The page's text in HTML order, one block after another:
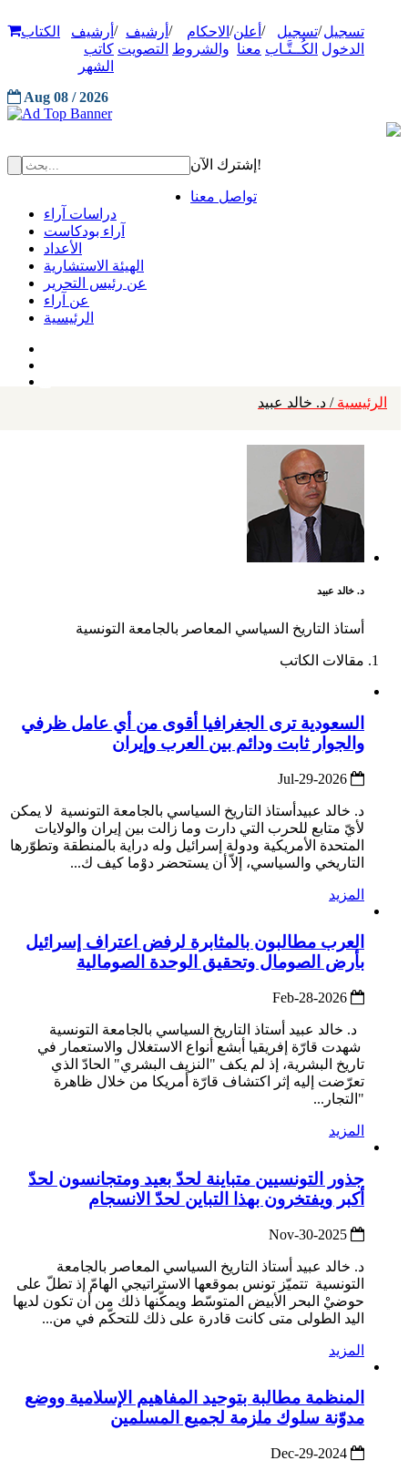
تسجيل
الدخول
/تسجيل
الكُــتَّـاب
/ أعلن
معنا
/ الاحكام
والشروط
/ أرشيف
التصويت
/ أرشيف
كاتب
الشهر
الكتاب
Aug 08 / 2026
إشترك الآن!
تواصل معنا
دراسات آراء
آراء بودكاست
الأعداد
الهيئة الاستشارية
عن رئيس التحرير
عن آراء
الرئيسية
الرئيسية / د. خالد عبيد
د. خالد عبيد
أستاذ التاريخ السياسي المعاصر بالجامعة التونسية
مقالات الكاتب
السعودية ترى الجغرافيا أقوى من أي عامل ظرفي
والجوار ثابت ودائم بين العرب وإيران
د. خالد عبيدأستاذ التاريخ السياسي بالجامعة التونسية لا يمكن
لأيّ متابع للحرب التي دارت وما زالت بين إيران والولايات
المتحدة الأمريكية ودولة إسرائيل وله دراية بالمنطقة وتطوّرها
التاريخي والسياسي، إلاّ أن يستحضر دوْما كيف ك...
المزيد
العرب مطالبون بالمثابرة لرفض اعتراف إسرائيل
بأرض الصومال وتحقيق الوحدة الصومالية
د. خالد عبيد أستاذ التاريخ السياسي بالجامعة التونسية
شهدت قارّة إفريقيا أبشع أنواع الاستغلال والاستعمار في
تاريخ البشرية، إذ لم يكف "النزيف البشري" الحادّ الذي
تعرّضت إليه إثر اكتشاف قارّة أمريكا من خلال ظاهرة
"التجار...
المزيد
جذور التونسيين متباينة لحدّ بعيد ومتجانسون لحدّ
أكبر ويفتخرون بهذا التباين لحدّ الانسجام
د. خالد عبيد أستاذ التاريخ السياسي المعاصر بالجامعة
التونسية تتميّز تونس بموقعها الاستراتيجي الهامّ إذ تطلّ على
حوضيْ البحر الأبيض المتوسّط ويمكّنها ذلك من أن تكون لديها
اليد الطولى متى كانت قادرة على ذلك للتحكّم في من...
المزيد
المنظمة مطالبة بتوحيد المفاهيم الإسلامية ووضع
مدوّنة سلوك ملزمة لجميع المسلمين